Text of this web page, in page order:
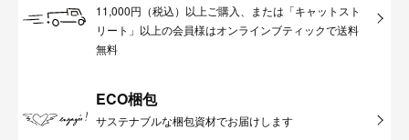
11,000円（税込）以上ご購入、または「キャットスト
リート」以上の会員様はオンラインブティックで送料
無料
ECO梱包
サステナブルな梱包資材でお届けします